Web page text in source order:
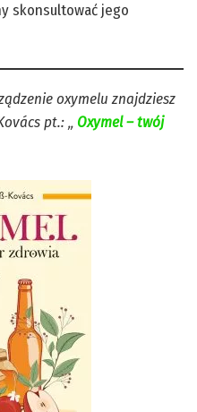
skonsultować jego
oxymelu znajdziesz
pt.: „ Oxymel – twój